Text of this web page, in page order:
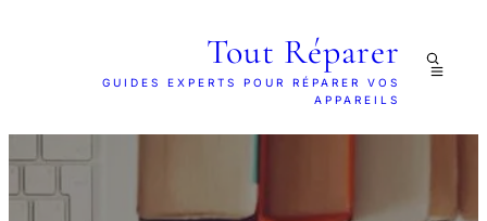
Tout Réparer
GUIDES EXPERTS POUR RÉPARER VOS
APPAREILS